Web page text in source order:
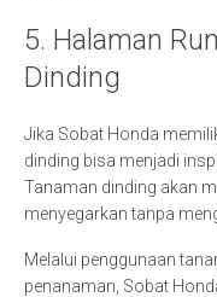
5. Halaman
Dinding
Jika Sobat Honda
dinding bisa menjadi
Tanaman dinding akan
menyegarkan tanpa
Melalui penggunaan
penanaman, Sobat